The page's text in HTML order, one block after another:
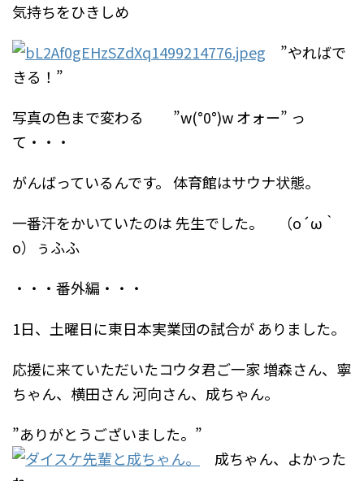
気持ちをひきしめ
”やればで
きる！”
写真の色まで変わる ”w(°0°)w オォー” っ
て・・・
がんばっているんです。 体育館はサウナ状態。
一番汗をかいていたのは先生でした。 （o´ω｀
o）ぅふふ
・・・番外編・・・
1日、土曜日に東日本実業団の試合が ありました。
応援に来ていただいたコウタ君ご一家増森さん、寧
ちゃん、横田さん河向さん、成ちゃん。
”ありがとうございました。”
成ちゃん、よかった